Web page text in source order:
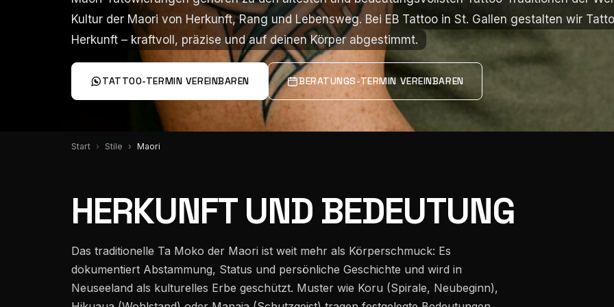
Über mich
Team
Instagram
Wissen
Standorte
Kultur der Maori von Herkunft, Rang und Lebensweg. Bei EB Tattoo in St. Gallen gestalten wir
Herkunft – kraftvoll, präzise und auf deinen Körper abgestimmt.
Kultur der Maori von Herkunft, Rang und Lebensweg. Bei EB Tattoo in St. Gallen gestalten wir
Herkunft – kraftvoll, präzise und auf deinen Körper abgestimmt.
TATTOO-TERMIN VEREINBAREN BERATUNGS-TERMIN VEREINBAREN
Start Stile Maori
HERKUNFT UND BEDEUTUNG
Das traditionelle Ta Moko der Maori ist weit mehr als Körperschmuck: Es
dokumentiert Abstammung, Status und persönliche Geschichte und wird in
Neuseeland als kulturelles Erbe geschützt. Muster wie Koru (Spirale, Neubeginn),